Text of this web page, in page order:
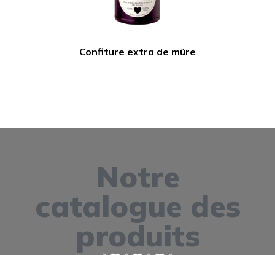
Confiture extra de mûre
Notre
catalogue des
produits